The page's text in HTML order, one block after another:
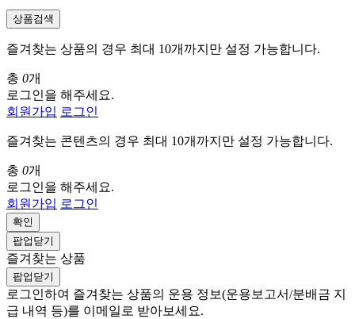
상품검색
즐겨찾는 상품의 경우 최대 10개까지만 설정 가능합니다.
총 0개
로그인을 해주세요.
회원가입 로그인
즐겨찾는 콘텐츠의 경우 최대 10개까지만 설정 가능합니다.
총 0개
로그인을 해주세요.
회원가입 로그인
확인
팝업닫기
즐겨찾는 상품
팝업닫기
로그인하여 즐겨찾는 상품의 운용 정보(운용보고서/분배금 지
급 내역 등)를 이메일로 받아보세요.